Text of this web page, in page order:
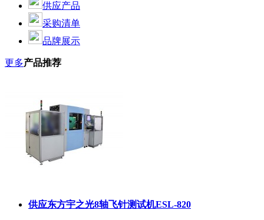
供应产品
采购清单
品牌展示
更多产品推荐
供应东方宇之光8轴飞针测试机ESL-820